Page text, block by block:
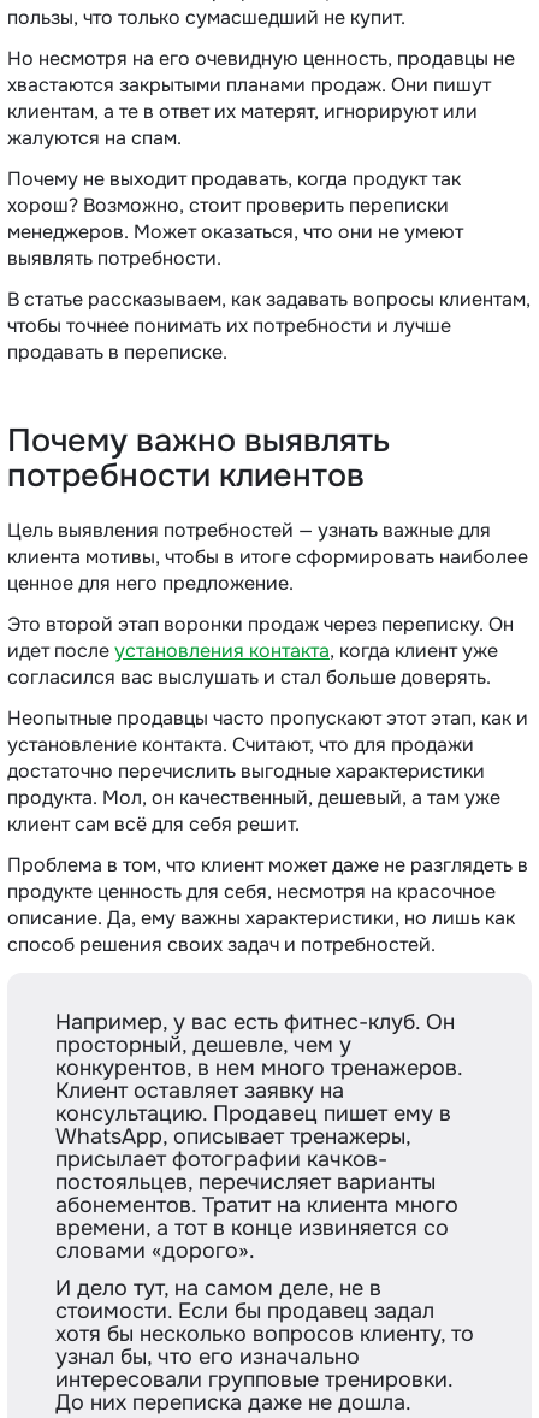
пользы, что только сумасшедший не купит.
Но несмотря на его очевидную ценность, продавцы не
хвастаются закрытыми планами продаж. Они пишут
клиентам, а те в ответ их матерят, игнорируют или
жалуются на спам.
Почему не выходит продавать, когда продукт так
хорош? Возможно, стоит проверить переписки
менеджеров. Может оказаться, что они не умеют
выявлять потребности.
В статье рассказываем, как задавать вопросы клиентам,
чтобы точнее понимать их потребности и лучше
продавать в переписке.
Почему важно выявлять
потребности клиентов
Цель выявления потребностей — узнать важные для
клиента мотивы, чтобы в итоге сформировать наиболее
ценное для него предложение.
Это второй этап воронки продаж через переписку. Он
идет послеустановления контакта, когда клиент уже
согласился вас выслушать и стал больше доверять.
Неопытные продавцы часто пропускают этот этап, как и
установление контакта. Считают, что для продажи
достаточно перечислить выгодные характеристики
продукта. Мол, он качественный, дешевый, а там уже
клиент сам всё для себя решит.
Проблема в том, что клиент может даже не разглядеть в
продукте ценность для себя, несмотря на красочное
описание. Да, ему важны характеристики, но лишь как
способ решения своих задач и потребностей.
Например, у вас есть фитнес-клуб. Он
просторный, дешевле, чем у
конкурентов, в нем много тренажеров.
Клиент оставляет заявку на
консультацию. Продавец пишет ему в
WhatsApp, описывает тренажеры,
присылает фотографии качков-
постояльцев, перечисляет варианты
абонементов. Тратит на клиента много
времени, а тот в конце извиняется со
словами «‎дорого».
И дело тут, на самом деле, не в
стоимости. Если бы продавец задал
хотя бы несколько вопросов клиенту, то
узнал бы, что его изначально
интересовали групповые тренировки.
До них переписка даже не дошла.